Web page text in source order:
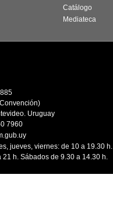
Catálogo
Mediateca
Uruguay
7960
jueves, viernes: de 10 a 19.30 h.
21 h. Sábados de 9.30 a 14.30 h.